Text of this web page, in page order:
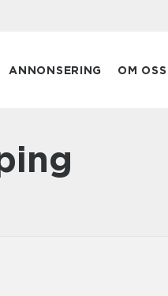
ANNONSERING OM OSS